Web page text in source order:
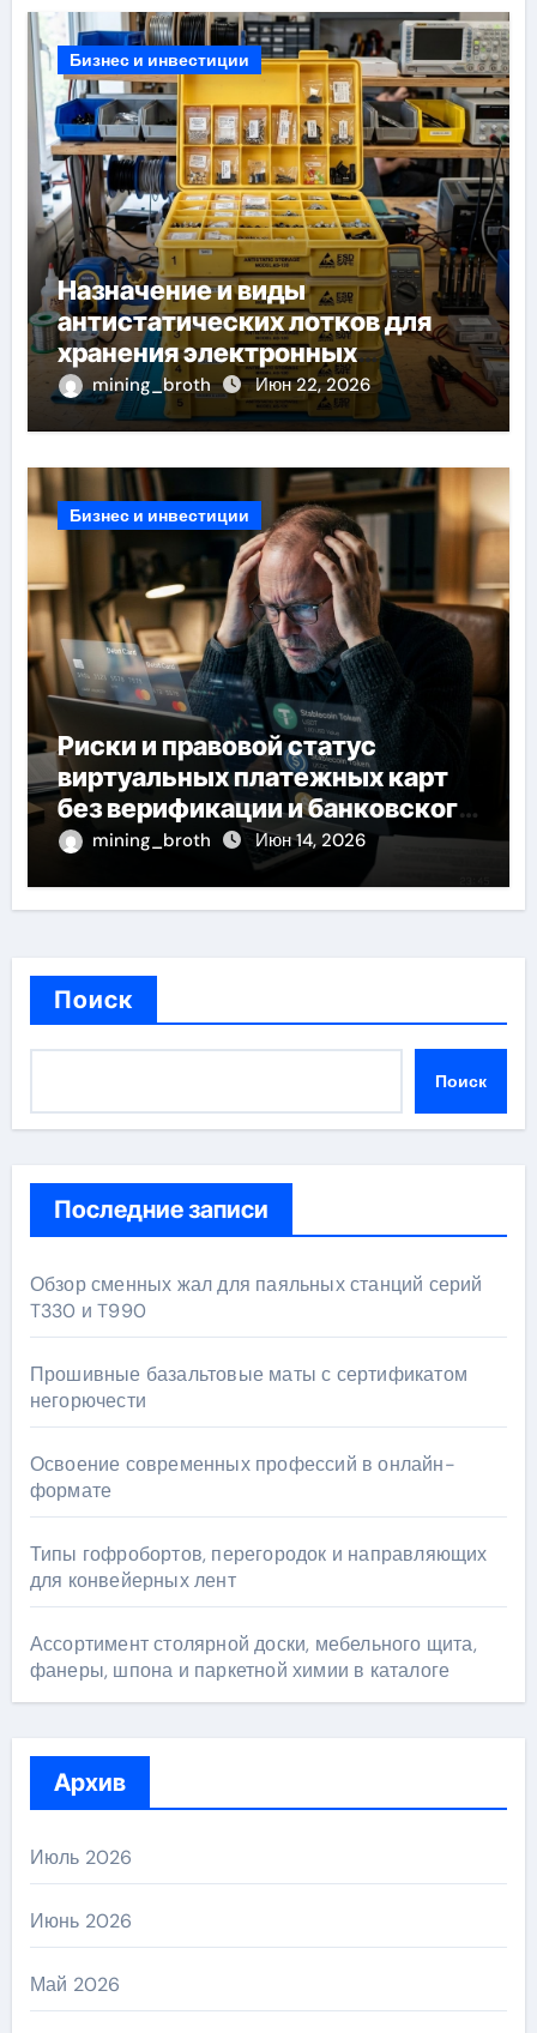
Бизнес и инвестиции
Назначение и виды
антистатических лотков для
хранения электронных
компонентов
mining_broth Июн 22, 2026
Бизнес и инвестиции
Риски и правовой статус
виртуальных платежных карт
без верификации и банковского
участия с пополнением
mining_broth Июн 14, 2026
Поиск
Поиск
Последние записи
Обзор сменных жал для паяльных станций серий
T330 и T990
Прошивные базальтовые маты с сертификатом
негорючести
Освоение современных профессий в онлайн-
формате
Типы гофробортов, перегородок и направляющих
для конвейерных лент
Ассортимент столярной доски, мебельного щита,
фанеры, шпона и паркетной химии в каталоге
Архив
Июль 2026
Июнь 2026
Май 2026